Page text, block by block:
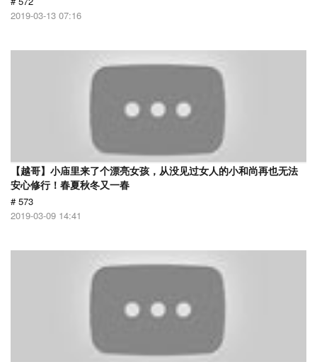
2019-03-13 07:16
【越哥】小庙里来了个漂亮女孩，从没见过女人的小和尚再也无法
安心修行！春夏秋冬又一春
# 573
2019-03-09 14:41